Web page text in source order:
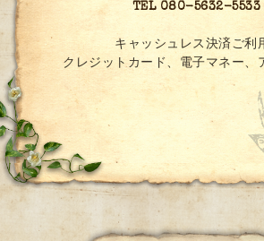
TEL 080-5632-5533
キャッシュレス決済ご利
クレジットカード、電子マネー、